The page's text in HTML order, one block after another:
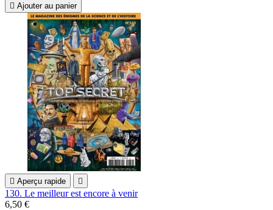
 Ajouter au panier
 Aperçu rapide 
130. Le meilleur est encore à venir
6,50 €